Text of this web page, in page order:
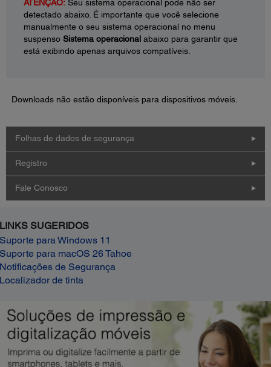
ATENÇÃO: Seu sistema operacional pode não ser
detectado abaixo. É importante que você selecione
manualmente o seu sistema operacional no menu
suspenso Sistema operacional abaixo para garantir que
está exibindo apenas arquivos compatíveis.
Downloads não estão disponíveis para dispositivos móveis.
Folhas de dados de segurança
Registro
Fale Conosco
LINKS SUGERIDOS
Suporte para Windows 11
Suporte para macOS 26 Tahoe
Notificações de Segurança
Localizador de tinta